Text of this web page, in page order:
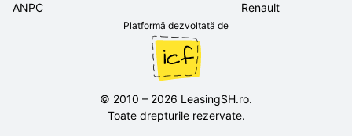
ANPC
Renault
Platformă dezvoltată de
© 2010 – 2026 LeasingSH.ro.
Toate drepturile rezervate.